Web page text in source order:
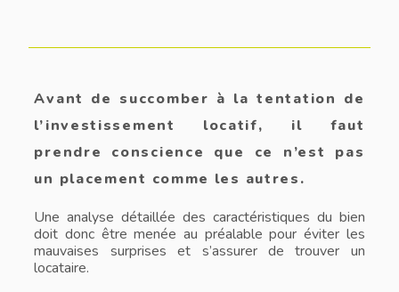
Avant de succomber à la tentation de
l’investissement locatif, il faut
prendre conscience que ce n’est pas
un placement comme les autres.
Une analyse détaillée des caractéristiques du bien
doit donc être menée au préalable pour éviter les
mauvaises surprises et s’assurer de trouver un
locataire.